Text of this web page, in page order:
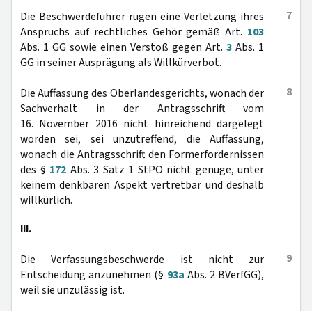
7
Die Beschwerdeführer rügen eine Verletzung ihres
Anspruchs auf rechtliches Gehör gemäß Art. 103
Abs. 1 GG sowie einen Verstoß gegen Art. 3 Abs. 1
GG in seiner Ausprägung als Willkürverbot.
8
Die Auffassung des Oberlandesgerichts, wonach der
Sachverhalt in der Antragsschrift vom
16. November 2016 nicht hinreichend dargelegt
worden sei, sei unzutreffend, die Auffassung,
wonach die Antragsschrift den Formerfordernissen
des § 172 Abs. 3 Satz 1 StPO nicht genüge, unter
keinem denkbaren Aspekt vertretbar und deshalb
willkürlich.
III.
9
Die Verfassungsbeschwerde ist nicht zur
Entscheidung anzunehmen (§ 93a Abs. 2 BVerfGG),
weil sie unzulässig ist.